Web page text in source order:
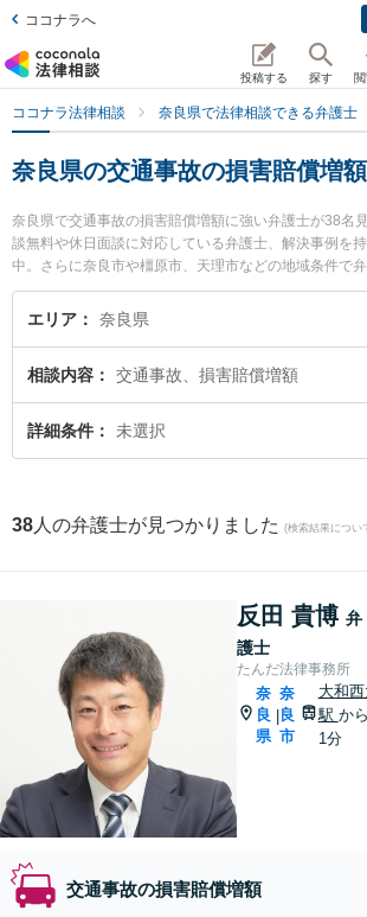
ココナラへ
投稿する 探す
ココナラ法律相談 奈良県で法律相談できる弁護士
奈良県の交通事故の損害賠償増
奈良県で交通事故の損害賠償増額に強い弁護士が38名
談無料や休日面談に対応している弁護士、解決事例を
中。さらに奈良市や橿原市、天理市などの地域条件で弁
交通事故に関係する自動車事故やバイク事故、自転車
絞り込み検索もでき便利です。特にたんだ法律事務所
日や夜間に発生した交通事故の損害賠償増額のトラブ
談したい』『交通事故の損害賠償増額のトラブル解決
士を検索したい』『初回相談無料で交通事故の損害賠
エリア 奈良県
相談内容 交通事故、損害賠償増額
詳細条件 未選択
38 人の弁護士が見つかりました (検索結果につい
反田 貴博 弁
護士
たんだ法律事務所
奈
良
県
|
奈
良
市
大和
駅 か
1分
交通事故の損害賠償増額